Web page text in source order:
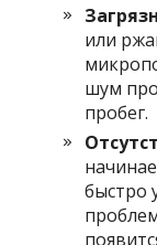
или
шум
пробег.
быстро